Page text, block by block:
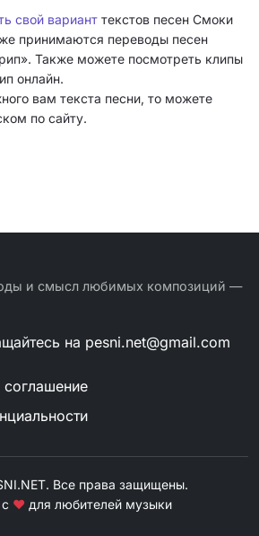
свой вариант текстов песен Смоки
принимаются переводы песен
Также можете посмотреть клипы
онлайн.
вам текста песни, то можете
по сайту.
и смысл любимых композиций —
на pesni.net@gmail.com
соглашение
Все права защищены.
❤ для любителей музыки